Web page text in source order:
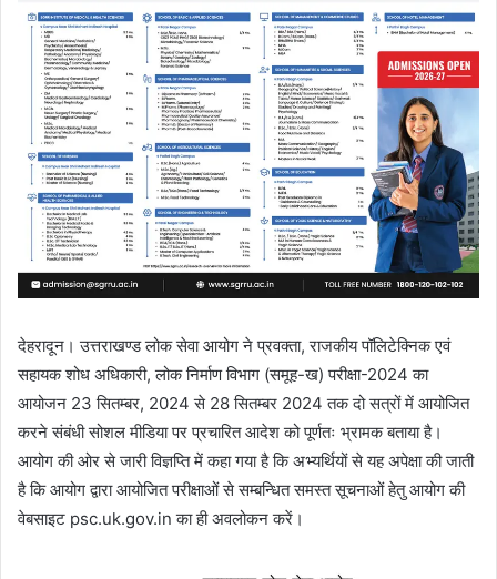
देहरादून। उत्तराखण्ड लोक सेवा आयोग ने प्रवक्ता, राजकीय पॉलिटेक्निक एवं
सहायक शोध अधिकारी, लोक निर्माण विभाग (समूह-ख) परीक्षा-2024 का
आयोजन 23 सितम्बर, 2024 से 28 सितम्बर 2024 तक दो सत्रों में आयोजित
करने संबंधी सोशल मीडिया पर प्रचारित आदेश को पूर्णतः भ्रामक बताया है।
आयोग की ओर से जारी विज्ञप्ति में कहा गया है कि अभ्यर्थियों से यह अपेक्षा की जाती
है कि आयोग द्वारा आयोजित परीक्षाओं से सम्बन्धित समस्त सूचनाओं हेतु आयोग की
वेबसाइट psc.uk.gov.in का ही अवलोकन करें।